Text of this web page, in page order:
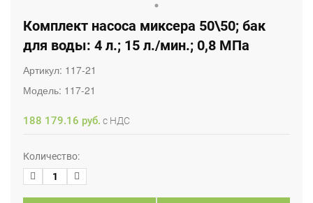
Комплект насоса миксера 50\50; бак
для воды: 4 л.; 15 л./мин.; 0,8 МПа
Артикул: 117-21
Модель: 117-21
188 179.16 руб. с НДС
Количество: